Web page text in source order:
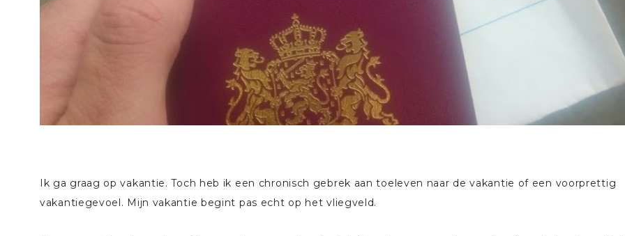
Ik ga graag op vakantie. Toch heb ik een chronisch gebrek aan toeleven naar de vakantie of een voorprettig
vakantiegevoel. Mijn vakantie begint pas echt op het vliegveld.